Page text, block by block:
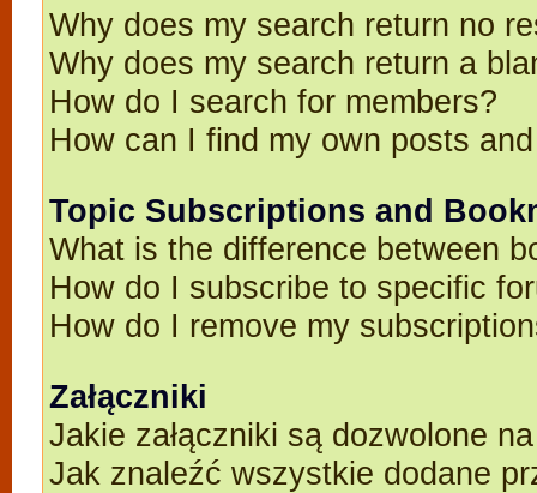
Why does my search return no
Why does my search return a
How do I search for members?
How can I find my own posts
Topic Subscriptions and
What is the difference between
How do I subscribe to specific
How do I remove my
Załączniki
Jakie załączniki są dozwolone
Jak znaleźć wszystkie dodane